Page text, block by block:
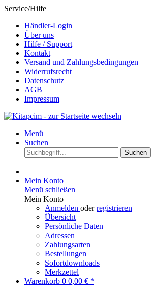
Service/Hilfe
Händler-Login
Über uns
Hilfe / Support
Kontakt
Versand und Zahlungsbedingungen
Widerrufsrecht
Datenschutz
AGB
Impressum
Menü
Suchen
Suchen
Mein Konto
Menü schließen
Mein Konto
Anmelden oderregistrieren
Übersicht
Persönliche Daten
Adressen
Zahlungsarten
Bestellungen
Sofortdownloads
Merkzettel
Warenkorb 0 0,00 € *